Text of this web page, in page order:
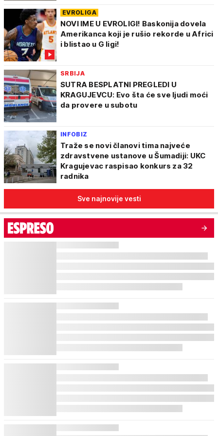
EVROLIGA
NOVI IME U EVROLIGI! Baskonija dovela
Amerikanca koji je rušio rekorde u Africi
i blistao u G ligi!
SRBIJA
SUTRA BESPLATNI PREGLEDI U
KRAGUJEVCU: Evo šta će sve ljudi moći
da provere u subotu
INFOBIZ
Traže se novi članovi tima najveće
zdravstvene ustanove u Šumadiji: UKC
Kragujevac raspisao konkurs za 32
radnika
Sve najnovije vesti